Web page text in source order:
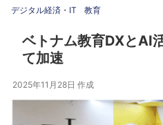
デジタル経済・IT 教育
ベトナム教育DXとAI
て加速
2025年11月28日 作成